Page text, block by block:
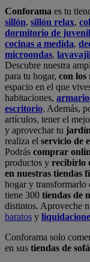
Conforama es tu
sillón, sillón relax,
dormitorio de juvenil
cocinas a medida,
microondas,
Descubre nuestra
para tu hogar, con los
espacio en el que
habitaciones,
escritorio. Además,
artículos, tener el
y aprovechar tu jardín
realiza el servicio de
Podrás comprar
productos y recibirlo
en nuestras tiendas
hogar y transformarlo
tiene 300 tiendas de
distintos. Aproveche
baratos y
Conforama solo
en sus tiendas de